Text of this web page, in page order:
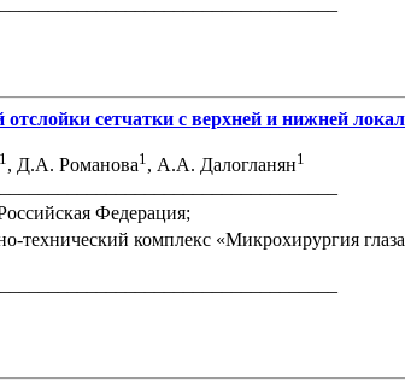
сетчатки с верхней и нижней
1 , Д.А. Романова1 , А.А. Далогланян1
Федерация;
технический комплекс «Микрохирургия